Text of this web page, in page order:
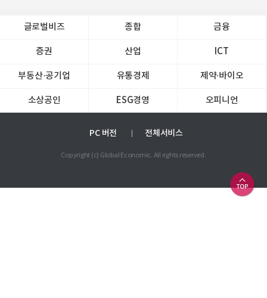
글로벌비즈 종합 금융
증권 산업 ICT
부동산·공기업 유통경제 제약∙바이오
소상공인 ESG경영 오피니언
PC 버전 전체서비스
Copyright (c) Global Economic. All rights reserved.